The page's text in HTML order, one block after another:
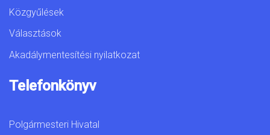
Közgyűlések
Választások
Akadálymentesítési nyilatkozat
Telefonkönyv
Polgármesteri Hivatal